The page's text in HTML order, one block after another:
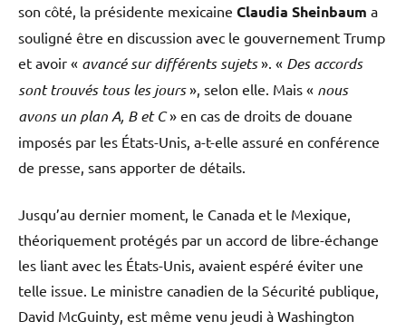
son côté, la présidente mexicaine Claudia Sheinbaum a
souligné être en discussion avec le gouvernement Trump
et avoir « avancé sur différents sujets». « Des accords
sont trouvés tous les jours», selon elle. Mais « nous
avons un plan A, B et C» en cas de droits de douane
imposés par les États-Unis, a-t-elle assuré en conférence
de presse, sans apporter de détails.
Jusqu’au dernier moment, le Canada et le Mexique,
théoriquement protégés par un accord de libre-échange
les liant avec les États-Unis, avaient espéré éviter une
telle issue. Le ministre canadien de la Sécurité publique,
David McGuinty, est même venu jeudi à Washington